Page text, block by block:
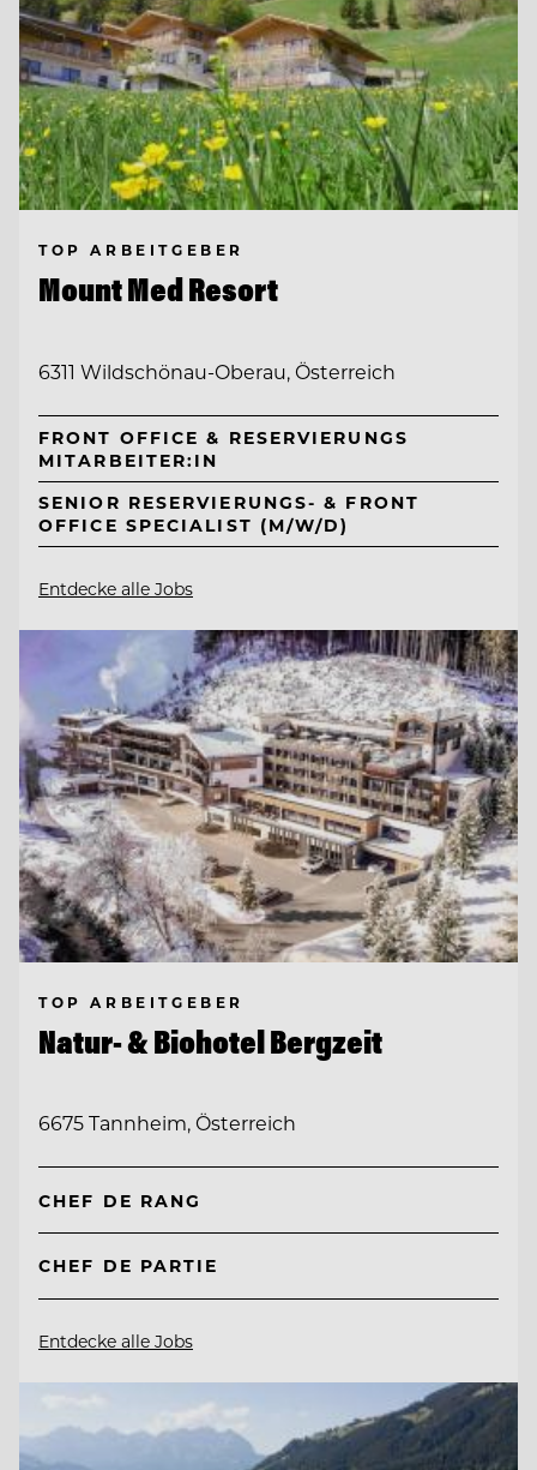
TOP ARBEITGEBER
Mount Med Resort
6311 Wildschönau-Oberau, Österreich
FRONT OFFICE & RESERVIERUNGS
MITARBEITER:IN
SENIOR RESERVIERUNGS- & FRONT
OFFICE SPECIALIST (M/W/D)
Entdecke alle Jobs
TOP ARBEITGEBER
Natur- & Biohotel Bergzeit
6675 Tannheim, Österreich
CHEF DE RANG
CHEF DE PARTIE
Entdecke alle Jobs